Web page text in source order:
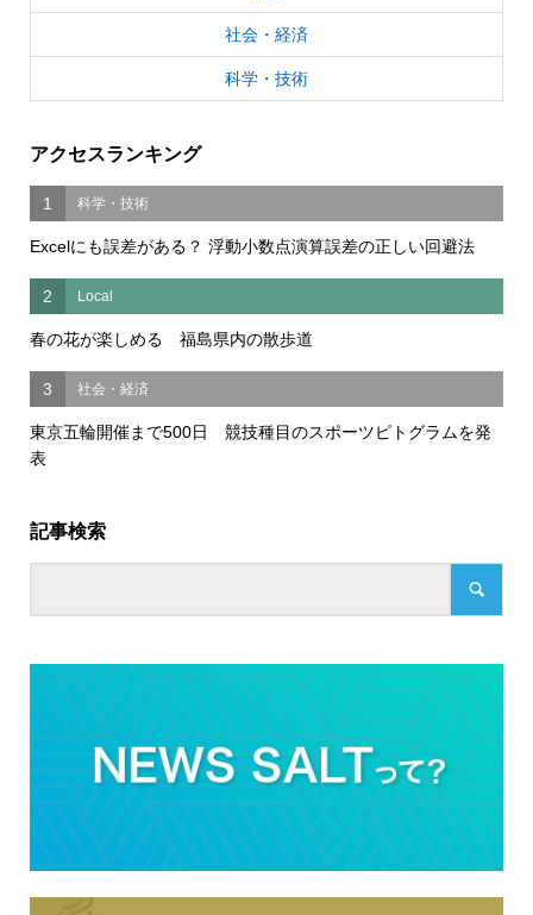
社会・経済
科学・技術
アクセスランキング
1 科学・技術
Excelにも誤差がある？ 浮動小数点演算誤差の正しい回避法
2 Local
春の花が楽しめる 福島県内の散歩道
3 社会・経済
東京五輪開催まで500日 競技種目のスポーツピトグラムを発
表
記事検索